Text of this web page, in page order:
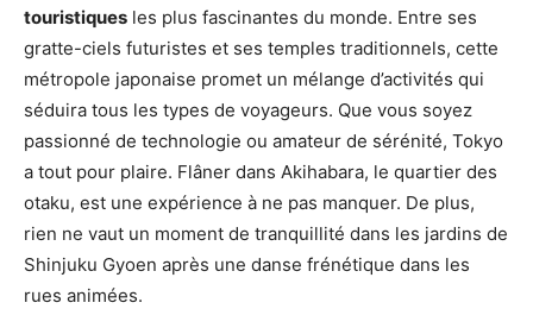
touristiques les plus fascinantes du monde. Entre ses
gratte-ciels futuristes et ses temples traditionnels, cette
métropole japonaise promet un mélange d’activités qui
séduira tous les types de voyageurs. Que vous soyez
passionné de technologie ou amateur de sérénité, Tokyo
a tout pour plaire. Flâner dans Akihabara, le quartier des
otaku, est une expérience à ne pas manquer. De plus,
rien ne vaut un moment de tranquillité dans les jardins de
Shinjuku Gyoen après une danse frénétique dans les
rues animées.